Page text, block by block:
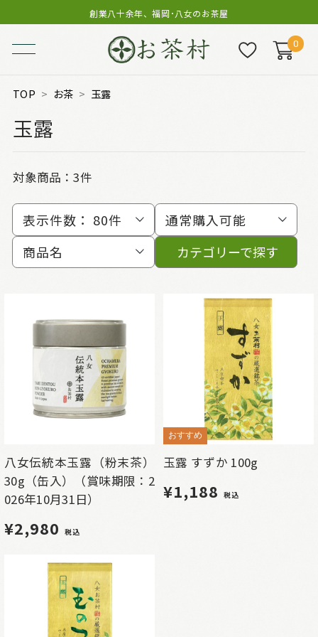
創業八十余年、福岡･八女のお茶屋
0
TOP お茶 玉露
玉露
対象商品： 3件
表示件数： 80件
通常購入可能
商品名
カテゴリーで探す
八女伝統本玉露（粉末茶）
30g（缶入）（賞味期限：2
026年10月31日）
¥2,980 税込
おすすめ
玉露 すずか 100g
¥1,188 税込